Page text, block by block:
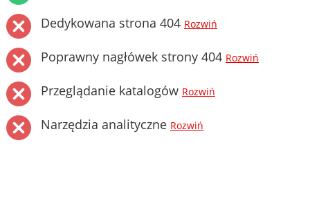
Dedykowana strona 404 Rozwiń
Poprawny nagłówek strony 404 Rozwiń
Przeglądanie katalogów Rozwiń
Narzędzia analityczne Rozwiń